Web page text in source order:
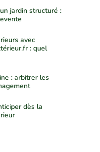
jardin structuré :
avec
: quel
: arbitrer les
dès la